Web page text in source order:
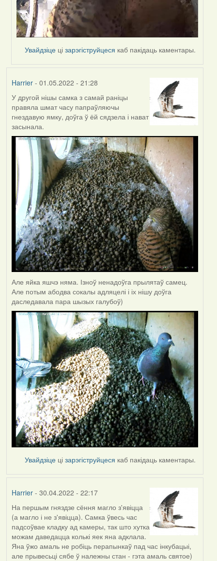
Увайдзіце цізарэгіструйцеся каб пакідаць каментары.
Harrier- 01.05.2022 - 21:28
У другой нішы самка з самай раніцы
правяла шмат часу папраўляючы
гнездавую ямку, доўга ў ёй сядзела і нават
засынала.
Але яйка яшчэ няма. Ізноў ненадоўга прылятаў самец.
Але потым абодва сокалы адляцелі і іх нішу доўга
даследавала пара шызых галубоў)
Увайдзіце цізарэгіструйцеся каб пакідаць каментары.
Harrier- 30.04.2022 - 22:17
На першым гняздзе сёння магло з'явіцца
(а магло і не з'явіцца). Самка ўвесь час
падсоўвае кладку ад камеры, так што хутка
можам даведацца колькі яек яна адклала.
Яна ўжо амаль не робіць перапынкаў пад час інкубацыі,
але прывесьці сябе ў належны стан - гэта амаль святое)